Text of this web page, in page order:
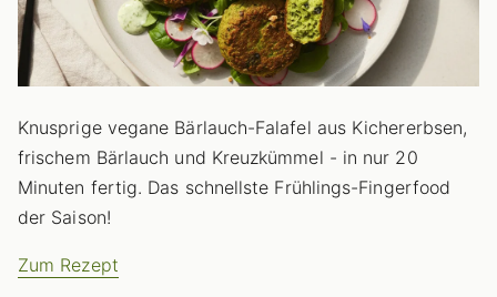
Knusprige vegane Bärlauch-Falafel aus Kichererbsen,
frischem Bärlauch und Kreuzkümmel - in nur 20
Minuten fertig. Das schnellste Frühlings-Fingerfood
der Saison!
Zum Rezept